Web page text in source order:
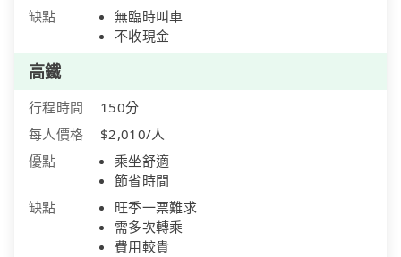
缺點
無臨時叫車
不收現金
高鐵
行程時間
150分
每人價格
$2,010/人
優點
乘坐舒適
節省時間
缺點
旺季一票難求
需多次轉乘
費用較貴